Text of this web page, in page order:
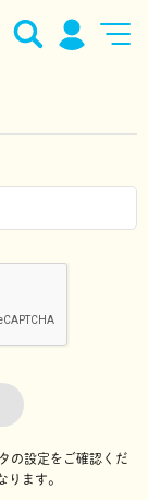
の設定をご確認くだ
ります。